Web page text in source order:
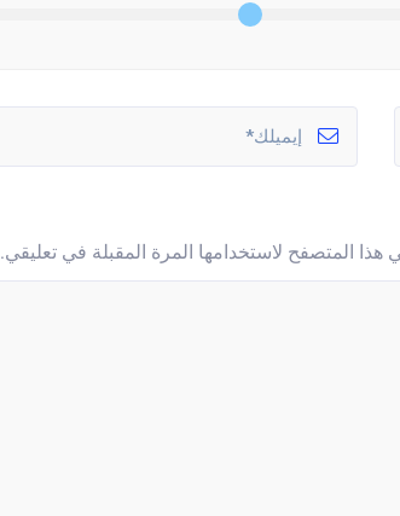
المتصفح لاستخدامها المرة المقبلة في تعليقي.